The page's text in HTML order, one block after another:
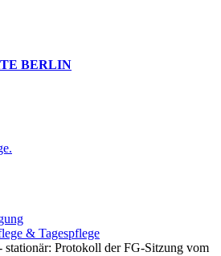
BERLIN
& Tagespflege
stationär: Protokoll der FG-Sitzung vom